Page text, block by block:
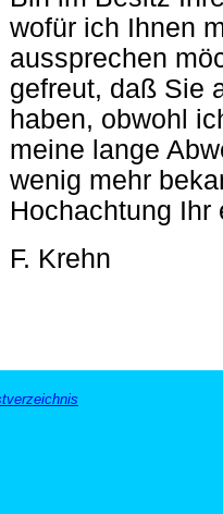
wofür ich Ihnen
aussprechen
gefreut, daß Sie
haben, obwohl
meine lange
wenig mehr
Hochachtung Ihr
F. Krehn